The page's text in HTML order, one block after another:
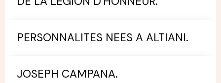
PERSONNALITES NEES A ALTIANI.
JOSEPH CAMPANA.